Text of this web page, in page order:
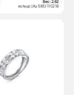
Вес:2.62
кольцо (Au 585) 110218